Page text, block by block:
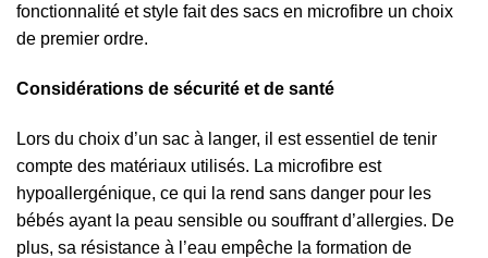
fonctionnalité et style fait des sacs en microfibre un choix
de premier ordre.
Considérations de sécurité et de santé
Lors du choix d’un sac à langer, il est essentiel de tenir
compte des matériaux utilisés. La microfibre est
hypoallergénique, ce qui la rend sans danger pour les
bébés ayant la peau sensible ou souffrant d’allergies. De
plus, sa résistance à l’eau empêche la formation de